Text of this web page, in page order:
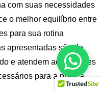
com suas necessidades
o melhor equilíbrio entre
para sua rotina
apresentadas são de
e atendem aos padrões
para a prática